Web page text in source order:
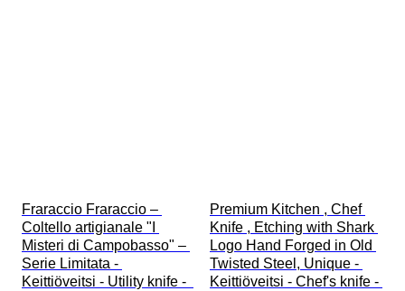
Fraraccio Fraraccio –
Coltello artigianale "I
Misteri di Campobasso" –
Serie Limitata -
Keittiöveitsi - Utility knife -
Premium Kitchen , Chef
Knife , Etching with Shark
Logo Hand Forged in Old
Twisted Steel, Unique -
Keittiöveitsi - Chef's knife -